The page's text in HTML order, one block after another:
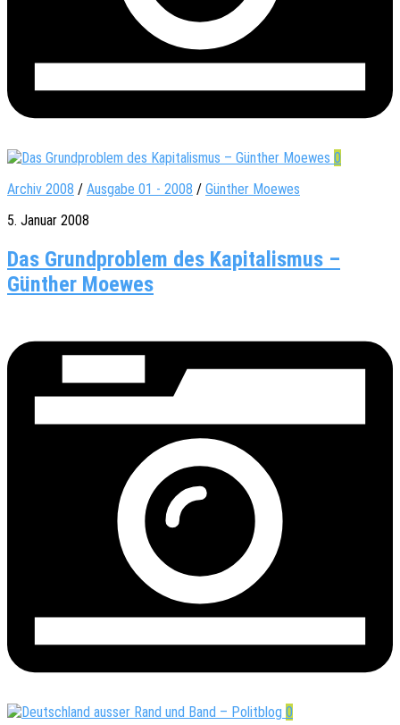
0
Archiv 2008 / Ausgabe 01 - 2008 / Günther Moewes
5. Januar 2008
Das Grundproblem des Kapitalismus –
Günther Moewes
0